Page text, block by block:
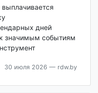
выплачивается
дней
значимым событиям
30 июля 2026 — rdw.by